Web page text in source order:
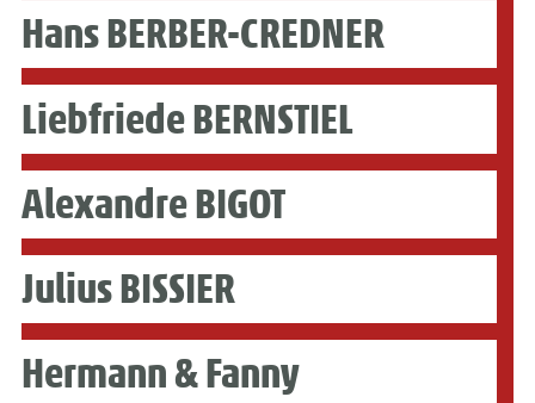
Hans BERBER-CREDNER
Liebfriede BERNSTIEL
Alexandre BIGOT
Julius BISSIER
Hermann & Fanny